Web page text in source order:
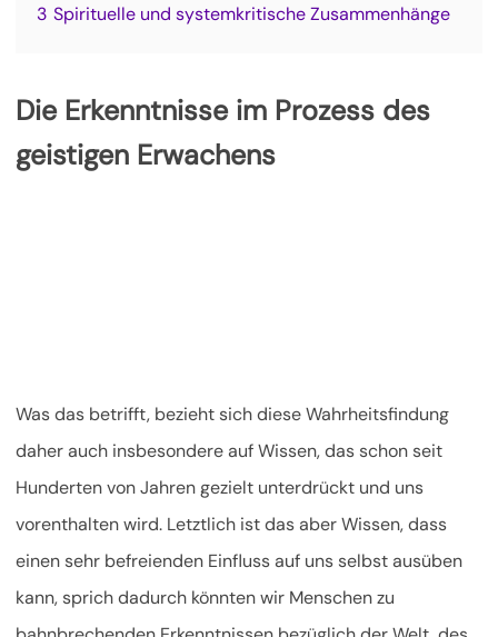
3 Spirituelle und systemkritische Zusammenhänge
Die Erkenntnisse im Prozess des
geistigen Erwachens
Was das betrifft, bezieht sich diese Wahrheitsfindung
daher auch insbesondere auf Wissen, das schon seit
Hunderten von Jahren gezielt unterdrückt und uns
vorenthalten wird. Letztlich ist das aber Wissen, dass
einen sehr befreienden Einfluss auf uns selbst ausüben
kann, sprich dadurch könnten wir Menschen zu